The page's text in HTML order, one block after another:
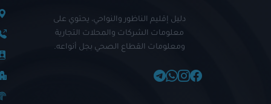
دليل إقليم الناظور والنواحي، يحتوي على
معلومات الشركات والمحلات التجارية
ومعلومات القطاع الصحي بجل أنواعه.